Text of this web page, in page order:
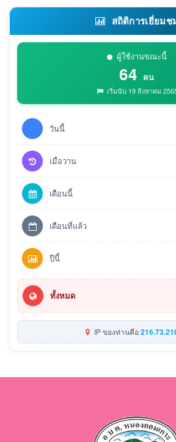
สถิติการเยี่ยมช
ผู้ใช้งานขณะนี้
64 คน
เริ่มนับ 19 สิงหาคม
วันนี้
เมื่อวาน
เดือนนี้
เดือนที่แล้ว
ปีนี้
ทั้งหมด
IP ของท่านคือ